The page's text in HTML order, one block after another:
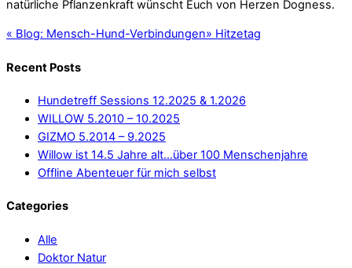
natürliche Pflanzenkraft wünscht Euch von Herzen Dogness.
« Blog: Mensch-Hund-Verbindungen» Hitzetag
Recent Posts
Hundetreff Sessions 12.2025 & 1.2026
WILLOW 5.2010 – 10.2025
GIZMO 5.2014 – 9.2025
Willow ist 14.5 Jahre alt…über 100 Menschenjahre
Offline Abenteuer für mich selbst
Categories
Alle
Doktor Natur